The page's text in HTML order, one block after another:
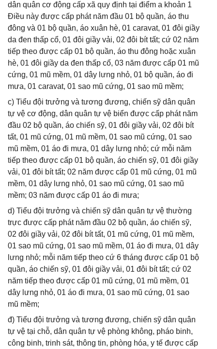
dân quân cơ động cấp xã quy định tại điểm a khoản 1
Điều này được cấp phát năm đầu 01 bộ quần, áo thu
đông và 01 bộ quần, áo xuân hè, 01 caravat, 01 đôi giầy
da đen thấp cổ, 01 đôi giầy vải, 02 đôi bít tất; cứ 02 năm
tiếp theo được cấp 01 bộ quần, áo thu đông hoặc xuân
hè, 01 đôi giầy da đen thấp cổ, 03 năm được cấp 01 mũ
cứng, 01 mũ mềm, 01 dây lưng nhỏ, 01 bộ quần, áo đi
mưa, 01 caravat, 01 sao mũ cứng, 01 sao mũ mềm;
c) Tiểu đội trưởng và tương đương, chiến sỹ dân quân
tự vệ cơ động, dân quân tự vệ biển được cấp phát năm
đầu 02 bộ quần, áo chiến sỹ, 01 đôi giầy vải, 02 đôi bít
tất, 01 mũ cứng, 01 mũ mềm, 01 sao mũ cứng, 01 sao
mũ mềm, 01 áo đi mưa, 01 dây lưng nhỏ; cứ mỗi năm
tiếp theo được cấp 01 bộ quần, áo chiến sỹ, 01 đôi giầy
vải, 01 đôi bít tất; 02 năm được cấp 01 mũ cứng, 01 mũ
mềm, 01 dây lưng nhỏ, 01 sao mũ cứng, 01 sao mũ
mềm; 03 năm được cấp 01 áo đi mưa;
d) Tiểu đội trưởng và chiến sỹ dân quân tự vệ thường
trực được cấp phát năm đầu 02 bộ quần, áo chiến sỹ,
02 đôi giầy vải, 02 đôi bít tất, 01 mũ cứng, 01 mũ mềm,
01 sao mũ cứng, 01 sao mũ mềm, 01 áo đi mưa, 01 dây
lưng nhỏ; mỗi năm tiếp theo cứ 6 tháng được cấp 01 bộ
quần, áo chiến sỹ, 01 đôi giầy vải, 01 đôi bít tất; cứ 02
năm tiếp theo được cấp 01 mũ cứng, 01 mũ mềm, 01
dây lưng nhỏ, 01 áo đi mưa, 01 sao mũ cứng, 01 sao
mũ mềm;
đ) Tiểu đội trưởng và tương đương, chiến sỹ dân quân
tự vệ tại chỗ, dân quân tự vệ phòng không, pháo binh,
công binh, trinh sát, thông tin, phòng hóa, y tế được cấp